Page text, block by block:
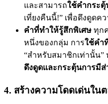
และสามารถใช้คำกระ
เที่ยงคืนนี้!” เพื่อดึงดูดค
คำที่ทำให้รู้สึกพิเศษ ทุก
หนึ่งของกลุ่ม การใช้คำ
“สำหรับสมาชิกเท่านั้น”
ดึงดูดและกระตุ้นการมีส่
4. สร้างความโดดเด่นใน